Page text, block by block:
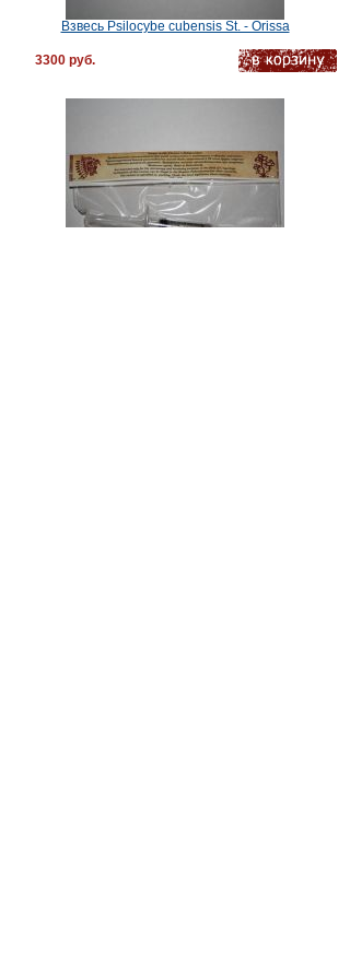
Взвесь Psilocybe cubensis St. - Orissa
3300 руб.